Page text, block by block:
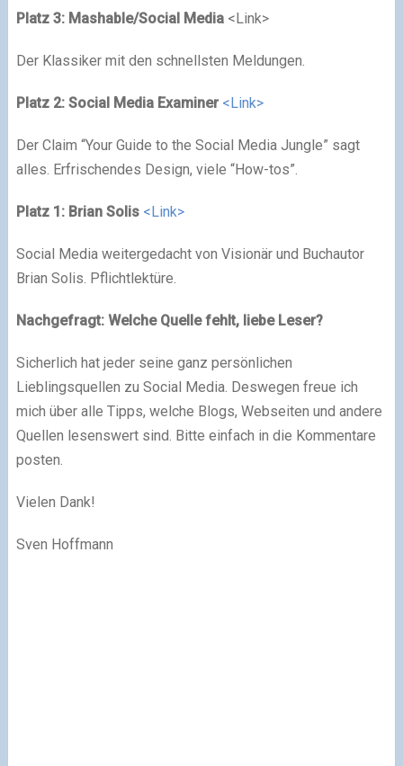
Platz 3: Mashable/Social Media<Link>
Der Klassiker mit den schnellsten Meldungen.
Platz 2: Social Media Examiner <Link>
Der Claim “Your Guide to the Social Media Jungle” sagt
alles. Erfrischendes Design, viele “How-tos”.
Platz 1: Brian Solis <Link>
Social Media weitergedacht von Visionär und Buchautor
Brian Solis. Pflichtlektüre.
Nachgefragt: Welche Quelle fehlt, liebe Leser?
Sicherlich hat jeder seine ganz persönlichen
Lieblingsquellen zu Social Media. Deswegen freue ich
mich über alle Tipps, welche Blogs, Webseiten und andere
Quellen lesenswert sind. Bitte einfach in die Kommentare
posten.
Vielen Dank!
Sven Hoffmann